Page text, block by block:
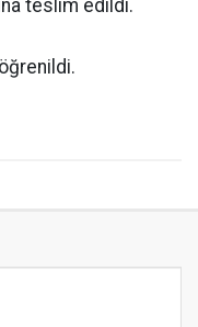
teslim edildi.